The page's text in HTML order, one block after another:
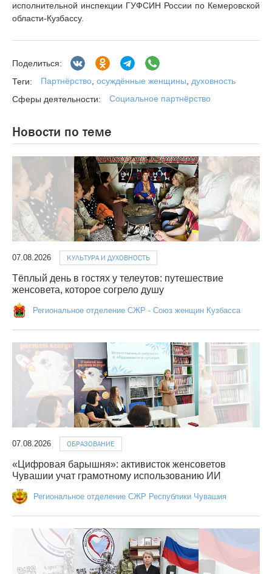
исполнительной инспекции ГУФСИН России по Кемеровской
области-Кузбассу.
Поделиться:
Теги:
Партнёрство, осуждённые женщины, духовность
Сферы деятельности:
Социальное партнёрство
Новости по теме
07.08.2026 КУЛЬТУРА И ДУХОВНОСТЬ
Тёплый день в гостях у телеутов: путешествие
женсовета, которое согрело душу
Региональное отделение СЖР - Союз женщин Кузбасса
07.08.2026 ОБРАЗОВАНИЕ
«Цифровая барышня»: активисток женсоветов
Чувашии учат грамотному использованию ИИ
Региональное отделение СЖР Республики Чувашия